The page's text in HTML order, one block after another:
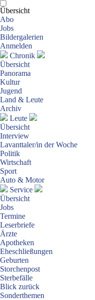
Übersicht
Abo
Jobs
Bildergalerien
Anmelden
Chronik
Übersicht
Panorama
Kultur
Jugend
Land & Leute
Archiv
Leute
Übersicht
Interview
Lavanttaler/in der Woche
Politik
Wirtschaft
Sport
Auto & Motor
Service
Übersicht
Jobs
Termine
Leserbriefe
Ärzte
Apotheken
Eheschließungen
Geburten
Storchenpost
Sterbefälle
Blick zurück
Sonderthemen